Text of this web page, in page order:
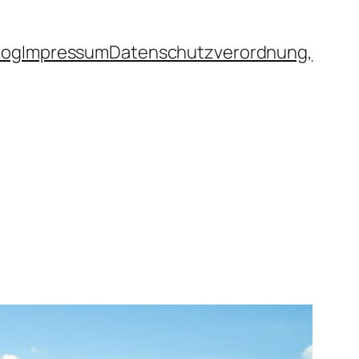
ImpressumDatenschutzverordnung,